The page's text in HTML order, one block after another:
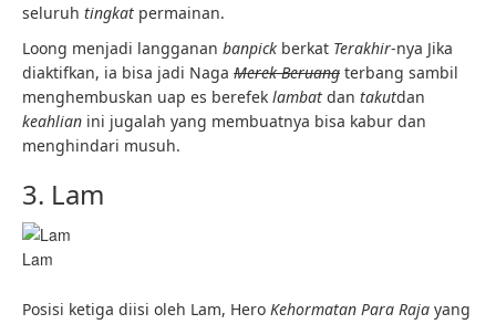
seluruh tingkat permainan.
Loong menjadi langganan banpick berkat Terakhir-nya Jika
diaktifkan, ia bisa jadi Naga Merek Beruang terbang sambil
menghembuskan uap es berefek lambat dan takutdan
keahlian ini jugalah yang membuatnya bisa kabur dan
menghindari musuh.
3. Lam
Lam
Posisi ketiga diisi oleh Lam, Hero Kehormatan Para Raja yang